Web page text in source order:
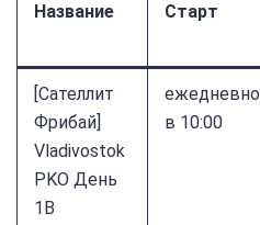
Название Старт
[Cателлит
Фрибай]
Vladivostok
PKO День
1B
ежедневно
в 10:00